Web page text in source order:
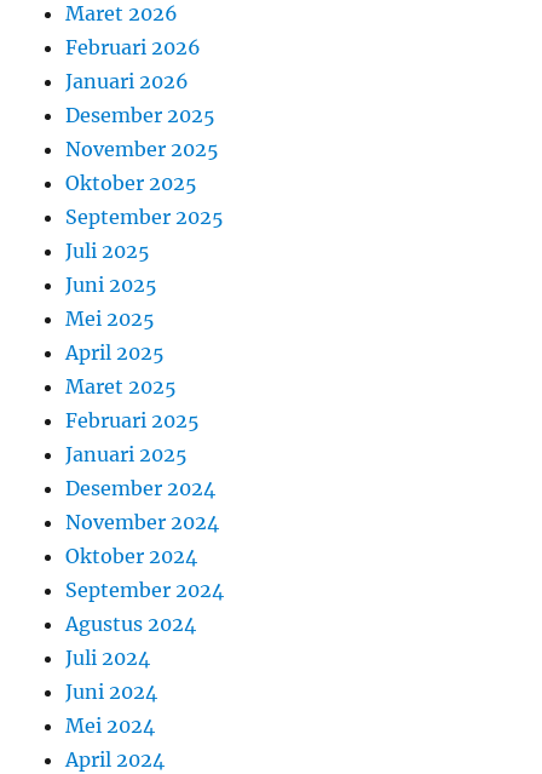
Maret 2026
Februari 2026
Januari 2026
Desember 2025
November 2025
Oktober 2025
September 2025
Juli 2025
Juni 2025
Mei 2025
April 2025
Maret 2025
Februari 2025
Januari 2025
Desember 2024
November 2024
Oktober 2024
September 2024
Agustus 2024
Juli 2024
Juni 2024
Mei 2024
April 2024